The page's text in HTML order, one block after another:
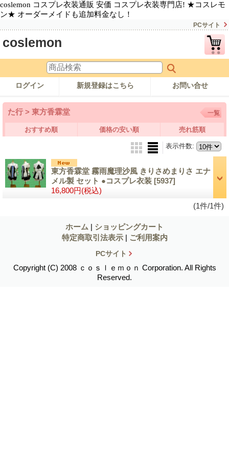
coslemon コスプレ衣装通販 安価 コスプレ衣装専門店! ★コスレモ
ン★ オーダーメイドも追加料金なし！
PCサイト
coslemon
ログイン 新規登録はこちら お問い合せ
た行 > 東方香霖堂 一覧
おすすめ順 価格の安い順 売れ筋順
表示件数:
東方香霖堂 霧雨魔理沙風 きりさめまりさ エナ
メル製 セット ●コスプレ衣装 [5937]
16,800円(税込)
(1件/1件)
ホーム | ショッピングカート
特定商取引法表示 | ご利用案内
PCサイト
Copyright (C) 2008 ｃｏｓｌｅｍｏｎ Corporation. All Rights
Reserved.